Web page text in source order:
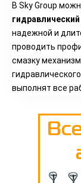
В Sky Group
гидравлический
надежной и
проводить
смазку
выполнят все